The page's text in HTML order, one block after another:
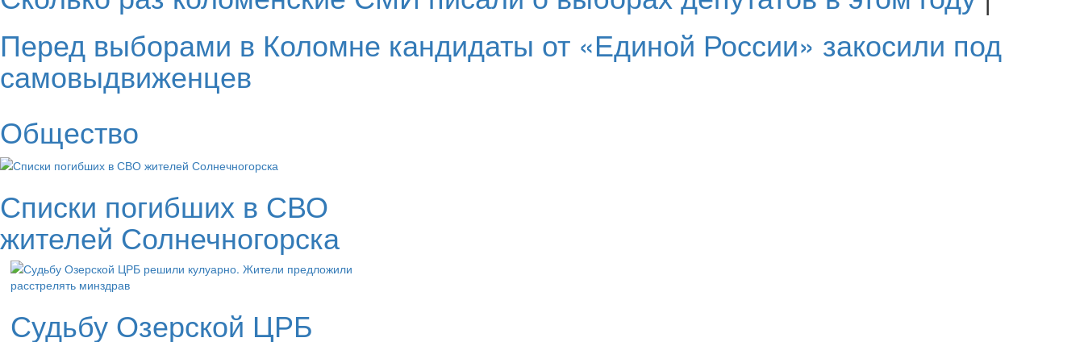
Перед выборами в Коломне кандидаты от «Единой России» закосили под
самовыдвиженцев
Общество
Списки погибших в СВО
жителей Солнечногорска
Судьбу Озерской ЦРБ